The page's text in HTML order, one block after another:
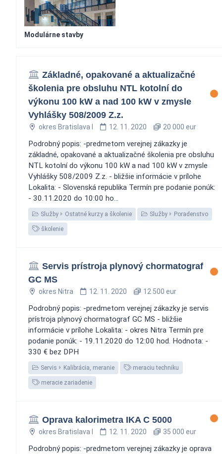
Modulárne stavby
Základné, opakované a aktualizačné
školenia pre obsluhu NTL kotolní do
výkonu 100 kW a nad 100 kW v zmysle
Vyhlášky 508/2009 Z.z.
okres Bratislava I 12. 11. 2020 20 000 eur
Podrobný popis: -predmetom verejnej zákazky je
základné, opakované a aktualizačné školenia pre obsluhu
NTL kotolní do výkonu 100 kW a nad 100 kW v zmysle
Vyhlášky 508/2009 Z.z. - bližšie informácie v prílohe
Lokalita: - Slovenská republika Termín pre podanie ponúk:
- 30.11.2020 do 10:00 ho...
Služby Ostatné kurzy a školenie Služby Poradenstvo
školenie
Servis prístroja plynový chormatograf
GC MS
okres Nitra 12. 11. 2020 12 500 eur
Podrobný popis: -predmetom verejnej zákazky je servis
prístroja plynový chormatograf GC MS - bližšie
informácie v prílohe Lokalita: - okres Nitra Termín pre
podanie ponúk: - 19.11.2020 do 12:00 hod. Hodnota: -
330 € bez DPH
Servis Kalibrácia, meranie meraciu techniku
meracie zariadenie
Oprava kalorimetra IKA C 5000
okres Bratislava I 12. 11. 2020 35 000 eur
Podrobný popis: -predmetom verejnej zákazky je oprava